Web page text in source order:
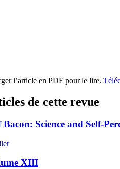
l’article en PDF pour le lire.
de cette revue
Science and Self-
XIII